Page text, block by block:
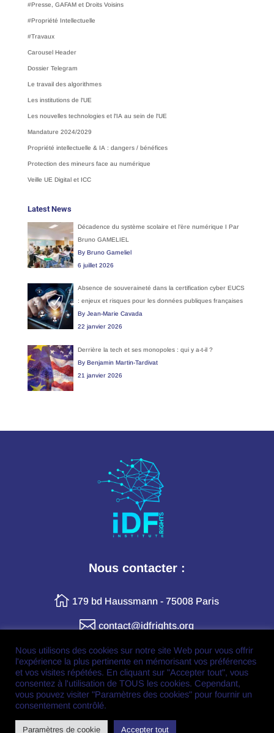
#Presse, GAFAM et Droits Voisins
#Propriété Intellectuelle
#Travaux
Carousel Header
Dossier Telegram
Le travail des algorithmes
Les institutions de l'UE
Les nouvelles technologies et l'IA au sein de l'UE
Mandature 2024/2029
Propriété intellectuelle & IA : dangers / bénéfices
Protection des mineurs face au numérique
Veille UE Digital et ICC
Latest News
Décadence du système scolaire et l’ère numérique I Par
Bruno GAMELIEL
By Bruno Gameliel
6 juillet 2026
Absence de souveraineté dans la certification cyber EUCS
: enjeux et risques pour les données publiques françaises
By Jean-Marie Cavada
22 janvier 2026
Derrière la tech et ses monopoles : qui y a-t-il ?
By Benjamin Martin-Tardivat
21 janvier 2026
Nous contacter :
 179 bd Haussmann - 75008 Paris
 contact@idfrights.org
Retrouvez-nous en ligne :
Nous utilisons des cookies sur notre site Web pour vous offrir
l'expérience la plus pertinente en mémorisant vos préférences
et vos visites répétées. En cliquant sur "Accepter tout", vous
consentez à l'utilisation de TOUS les cookies. Cependant,
vous pouvez visiter "Paramètres des cookies" pour fournir un
consentement contrôlé.
Paramètres de cookie Accepter tout